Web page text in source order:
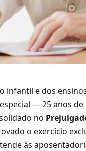
infantil e dos
— 25 anos
no
o exercício
às